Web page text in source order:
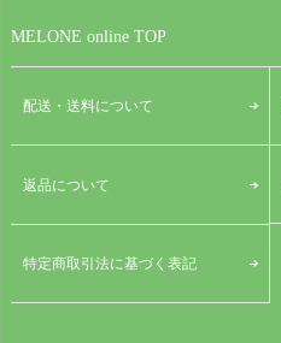
MELONE online TOP
配送・送料について
返品について
特定商取引法に基づく表記